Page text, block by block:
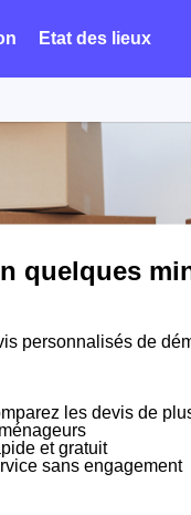
Etat des lieux